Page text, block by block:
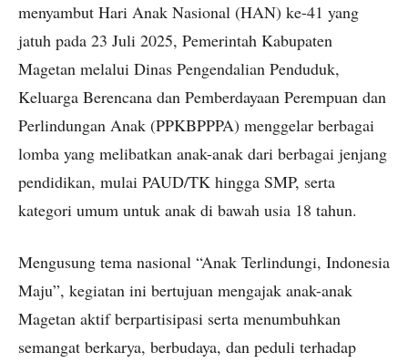
menyambut Hari Anak Nasional (HAN) ke-41 yang
jatuh pada 23 Juli 2025, Pemerintah Kabupaten
Magetan melalui Dinas Pengendalian Penduduk,
Keluarga Berencana dan Pemberdayaan Perempuan dan
Perlindungan Anak (PPKBPPPA) menggelar berbagai
lomba yang melibatkan anak-anak dari berbagai jenjang
pendidikan, mulai PAUD/TK hingga SMP, serta
kategori umum untuk anak di bawah usia 18 tahun.
Mengusung tema nasional “Anak Terlindungi, Indonesia
Maju”, kegiatan ini bertujuan mengajak anak-anak
Magetan aktif berpartisipasi serta menumbuhkan
semangat berkarya, berbudaya, dan peduli terhadap